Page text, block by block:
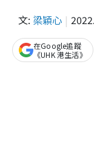
文: 梁穎心
在Google追蹤
《UHK 港生活》